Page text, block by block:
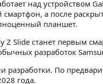
над устройством
а после
планшет.
Z Slide станет первым
разработок
разработки. По
года.